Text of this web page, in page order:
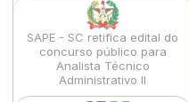
SAPE - SC retifica edital do
concurso público para
Analista Técnico
Administrativo II